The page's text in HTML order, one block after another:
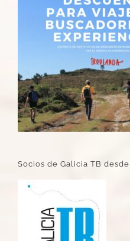
Socios de Galicia TB